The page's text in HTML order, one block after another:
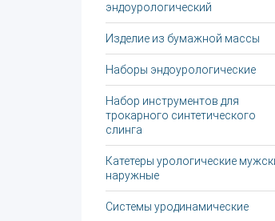
эндоурологический
Изделие из бумажной массы
Наборы эндоурологические
Набор инструментов для
трокарного синтетического
слинга
Катетеры урологические
наружные
Системы уродинамические